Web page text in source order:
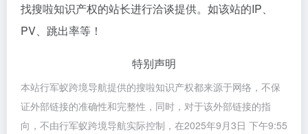
找搜啦知识产权的站长进行洽谈提供。如该站的IP、
PV、跳出率等！
特别声明
本站行军蚁跨境导航提供的搜啦知识产权都来源于网络，不保
证外部链接的准确性和完整性，同时，对于该外部链接的指
向，不由行军蚁跨境导航实际控制，在2025年9月3日 下午9:55